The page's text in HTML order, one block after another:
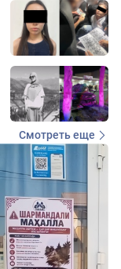
Смотреть еще